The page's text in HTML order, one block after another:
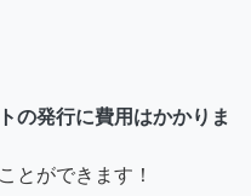
の発行に費用はかかりま
とができます！